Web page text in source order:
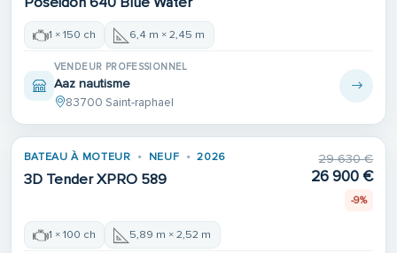
1 × 150 ch 6,4 m × 2,45 m
VENDEUR PROFESSIONNEL
Aaz nautisme
83700 Saint-raphael
BATEAU À MOTEUR NEUF 2026
3D Tender XPRO 589
29 630 €
26 900 €
-9%
1 × 100 ch 5,89 m × 2,52 m